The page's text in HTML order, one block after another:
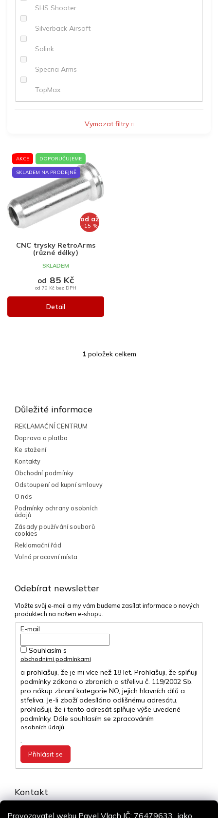
Provozovatel webu Pavel Vlach IČ: 76479633., jako
SHS Shooter
Silverback Airsoft
Solink
Specna Arms
TopMax
Vymazat filtry
V
p
p
r
AKCE DOPORUČUJEME
SKLADEM NA PRODEJNĚ
od až
–15 %
CNC trysky RetroArms
(různé délky)
SKLADEM
od 70 Kč bez DPH
od 85 Kč
Detail
O
1položek celkem
Odebírat newsletter
Vložte svůj e-mail a my vám budeme zasílat informace o nových
produktech na našem e-shopu.
E-mail
Souhlasím s
obchodními podmínkami
a prohlašuji, že je mi více než 18 let. Prohlašuji, že splňuji
podmínky zákona o zbraních a střelivu č. 119/2002 Sb.
pro nákup zbraní kategorie NO, jejich hlavních dílů a
střeliva. Je-li zboží odesíláno odlišnému adresátu,
prohlašuji, že i tento adresát splňuje výše uvedené
podmínky. Dále souhlasím se zpracováním
osobních údajů
.
Přihlásit se
Kontakt
Důležité informace
REKLAMAČNÍ CENTRUM
Doprava a platba
Ke stažení
Kontakty
Obchodní podmínky
Odstoupení od kupní smlouvy
O nás
Podmínky ochrany osobních
údajů
Zásady používání souborů
cookies
Reklamační řád
Volná pracovní místa